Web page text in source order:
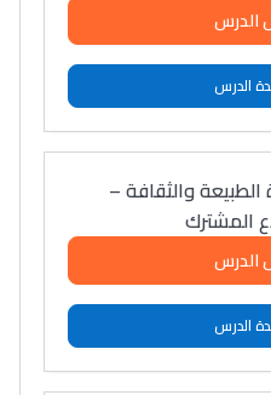
الدرس
الدرس
والثقافة –
المشترك
الدرس
الدرس